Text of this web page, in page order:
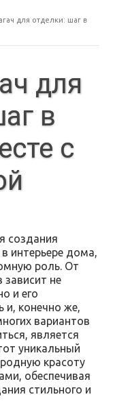
для отделки: шаг в
для
в
с
создания
интерьере дома,
роль. От
не
и его
и, конечно же,
вариантов
является
уникальный
красоту
обеспечивая
стильного и